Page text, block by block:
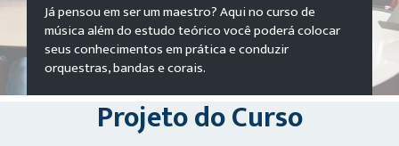
Já pensou em ser um maestro? Aqui no curso de
música além do estudo teórico você poderá colocar
seus conhecimentos em prática e conduzir
orquestras, bandas e corais.
Projeto do Curso